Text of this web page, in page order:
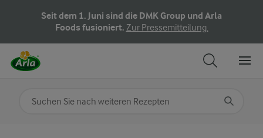
Seit dem 1. Juni sind die DMK Group und Arla
Foods fusioniert. Zur Pressemitteilung.
Nach Kategorie suchen